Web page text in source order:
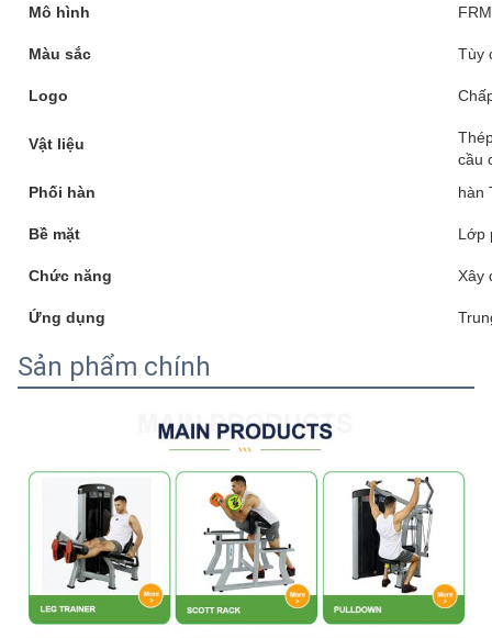
Mô hình
Màu sắc Tùy
Logo
Vật liệu
cầu
Phối hàn
hàn
Bề mặt Lớp
Chức năng Xây
Ứng dụng
Sản phẩm chính